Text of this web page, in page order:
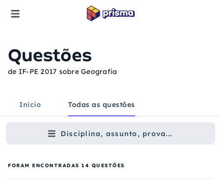
Questões
de IF-PE 2017 sobre Geografia
Início Todas as questões
Disciplina, assunto, prova...
FORAM ENCONTRADAS 14 QUESTÕES